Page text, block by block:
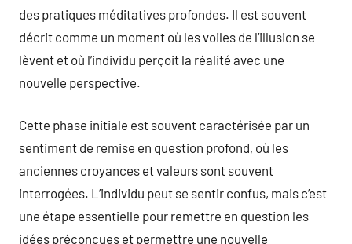
des pratiques méditatives profondes. Il est souvent
décrit comme un moment où les voiles de l’illusion se
lèvent et où l’individu perçoit la réalité avec une
nouvelle perspective.
Cette phase initiale est souvent caractérisée par un
sentiment de remise en question profond, où les
anciennes croyances et valeurs sont souvent
interrogées. L’individu peut se sentir confus, mais c’est
une étape essentielle pour remettre en question les
idées préconçues et permettre une nouvelle